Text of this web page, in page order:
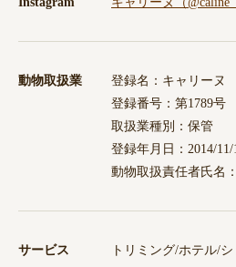
動物取扱業
登録名：キャリーヌ
登録番号：第1789号
取扱業種別：保管
登録年月日：2014/11/
動物取扱責任者氏名
サービス トリミング/ホテル/